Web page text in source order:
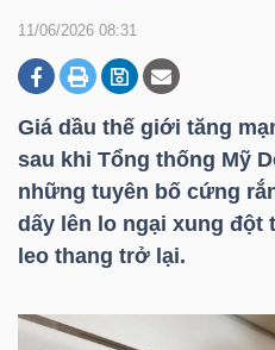
11/06/2026 08:31
Giá dầu thế giới tăng
sau khi Tổng thống Mỹ
những tuyên bố cứng
dấy lên lo ngại xung đột
leo thang trở lại.
DOANH
NGHIỆP
BẤT
ĐỘNG